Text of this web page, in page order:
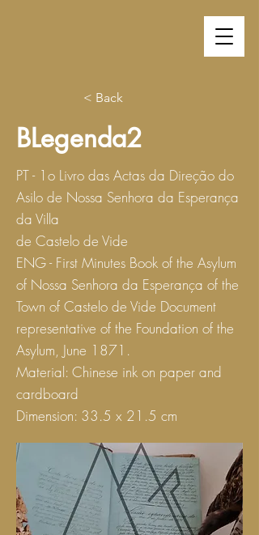
< Back
BLegenda2
PT - 1o Livro das Actas da Direção do
Asilo de Nossa Senhora da Esperança
da Villa
de Castelo de Vide
ENG - First Minutes Book of the Asylum
of Nossa Senhora da Esperança of the
Town of Castelo de Vide Document
representative of the Foundation of the
Asylum, June 1871.
Material: Chinese ink on paper and
cardboard
Dimension: 33.5 x 21.5 cm